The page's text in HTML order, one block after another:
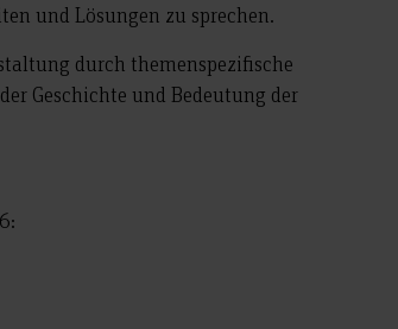
und Lösungen zu sprechen.
durch themenspezifische
Geschichte und Bedeutung der